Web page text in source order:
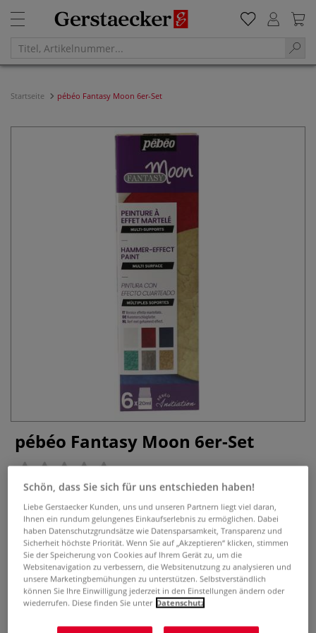
Startseite pébéo Fantasy Moon 6er-Set
pébéo Fantasy Moon 6er-Set
0 Bewertungen
Das pébéo Fantasy Moon 6er-Set enthält deckende
Perlmuttfarben mit Hammerschlageffekt. Gute
Lichtbeständigkeit. Inhalt: 6 x 20-ml-Gläser.
Mehr
16,00 €
0,12 l | 1 l:
inklusive 19% bzw. 7% MwSt,
Schön, dass Sie sich für uns entschieden haben!
Liebe Gerstaecker Kunden, uns und unseren Partnern liegt viel daran,
Ihnen ein rundum gelungenes Einkaufserlebnis zu ermöglichen. Dabei
haben Datenschutzgrundsätze wie Datensparsamkeit, Transparenz und
Sicherheit höchste Priorität. Wenn Sie auf „Akzeptieren“ klicken, stimmen
Sie der Speicherung von Cookies auf Ihrem Gerät zu, um die
Websitenavigation zu verbessern, die Websitenutzung zu analysieren und
unsere Marketingbemühungen zu unterstützen. Selbstverständlich
können Sie Ihre Einwilligung jederzeit in den Einstellungen ändern oder
wiederrufen. Diese finden Sie unter Datenschutz